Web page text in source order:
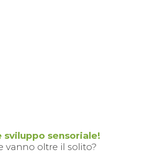
sviluppo sensoriale!
vanno oltre il solito?